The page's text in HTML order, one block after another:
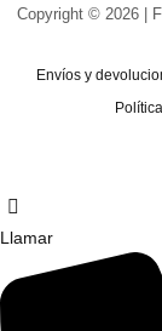
Copyright © 2026 |
Envíos y
Llamar